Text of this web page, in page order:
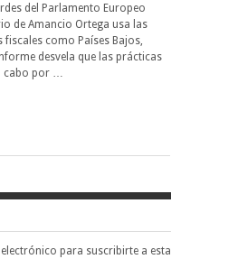
del Parlamento Europeo
de Amancio Ortega usa las
como Países Bajos,
desvela que las prácticas
cabo por …
para suscribirte a esta